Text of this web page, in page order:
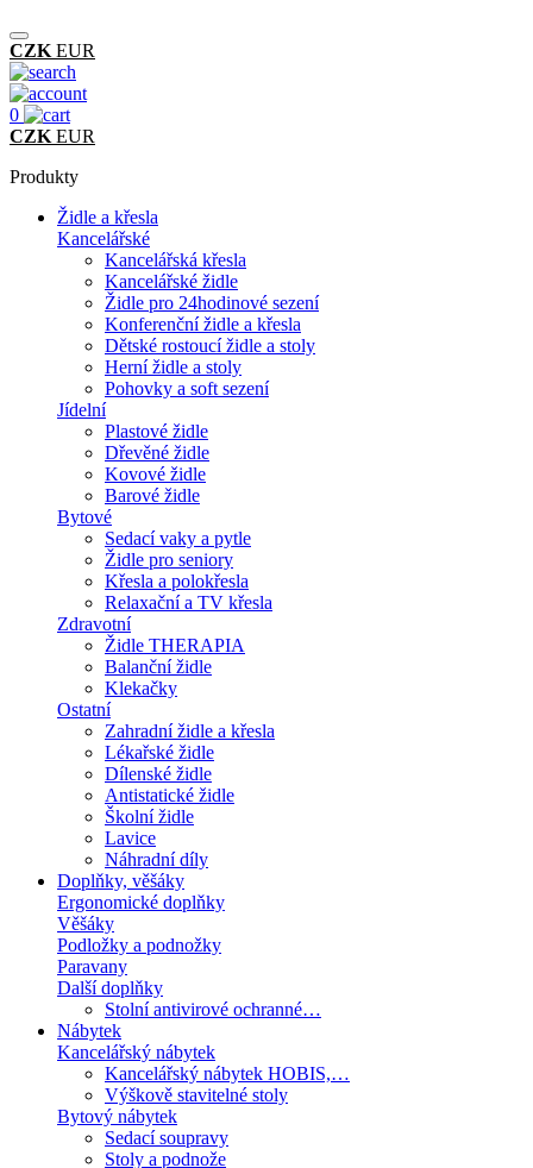
CZK EUR
0
CZK EUR
Produkty
Židle a křesla
Kancelářské
Kancelářská křesla
Kancelářské židle
Židle pro 24hodinové sezení
Konferenční židle a křesla
Dětské rostoucí židle a stoly
Herní židle a stoly
Pohovky a soft sezení
Jídelní
Plastové židle
Dřevěné židle
Kovové židle
Barové židle
Bytové
Sedací vaky a pytle
Židle pro seniory
Křesla a polokřesla
Relaxační a TV křesla
Zdravotní
Židle THERAPIA
Balanční židle
Klekačky
Ostatní
Zahradní židle a křesla
Lékařské židle
Dílenské židle
Antistatické židle
Školní židle
Lavice
Náhradní díly
Doplňky, věšáky
Ergonomické doplňky
Věšáky
Podložky a podnožky
Paravany
Další doplňky
Stolní antivirové ochranné…
Nábytek
Kancelářský nábytek
Kancelářský nábytek HOBIS,…
Výškově stavitelné stoly
Bytový nábytek
Sedací soupravy
Stoly a podnože